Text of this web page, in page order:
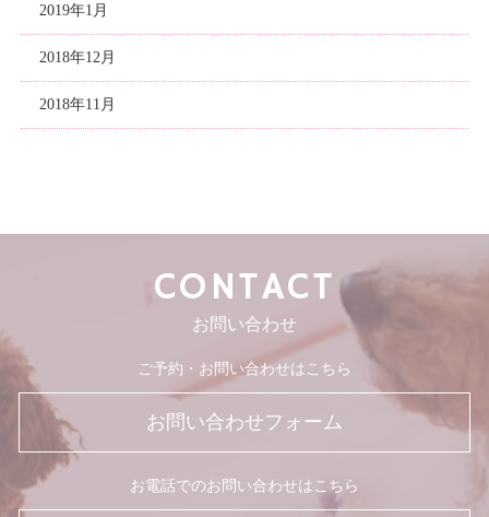
2019年1月
2018年12月
2018年11月
CONTACT
お問い合わせ
ご予約・お問い合わせはこちら
お問い合わせフォーム
お電話でのお問い合わせはこちら